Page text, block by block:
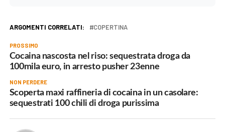
ARGOMENTI CORRELATI: COPERTINA
PROSSIMO
Cocaina nascosta nel riso: sequestrata droga da
100mila euro, in arresto pusher 23enne
NON PERDERE
Scoperta maxi raffineria di cocaina in un casolare:
sequestrati 100 chili di droga purissima